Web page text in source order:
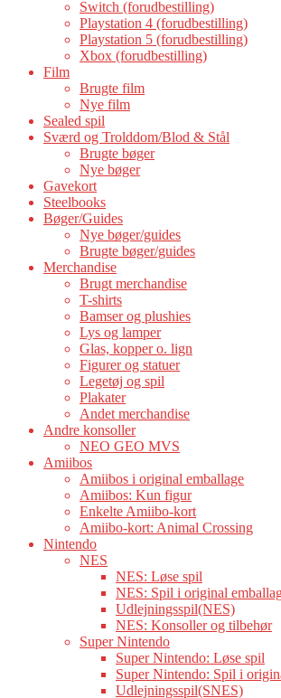
Switch (forudbestilling)
Playstation 4 (forudbestilling)
Playstation 5 (forudbestilling)
Xbox (forudbestilling)
Film
Brugte film
Nye film
Sealed spil
Sværd og Trolddom/Blod & Stål
Brugte bøger
Nye bøger
Gavekort
Steelbooks
Bøger/Guides
Nye bøger/guides
Brugte bøger/guides
Merchandise
Brugt merchandise
T-shirts
Bamser og plushies
Lys og lamper
Glas, kopper o. lign
Figurer og statuer
Legetøj og spil
Plakater
Andet merchandise
Andre konsoller
NEO GEO MVS
Amiibos
Amiibos i original emballage
Amiibos: Kun figur
Enkelte Amiibo-kort
Amiibo-kort: Animal Crossing
Nintendo
NES
NES: Løse spil
NES: Spil i original
Udlejningsspil(NES)
NES: Konsoller og tilbehør
Super Nintendo
Super Nintendo: Løse spil
Super Nintendo: Spil i
Udlejningsspil(SNES)